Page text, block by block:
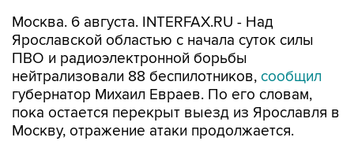
Москва. 6 августа. INTERFAX.RU - Над
Ярославской областью с начала суток силы
ПВО и радиоэлектронной борьбы
нейтрализовали 88 беспилотников, сообщил
губернатор Михаил Евраев. По его словам,
пока остается перекрыт выезд из Ярославля в
Москву, отражение атаки продолжается.